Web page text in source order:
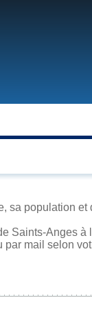
sa population
Saints-Anges à
mail selon